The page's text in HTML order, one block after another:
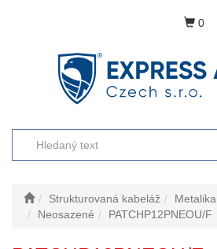
0
Strukturovaná kabeláž Metalika
Neosazené
PATCHP12PNEOU/F